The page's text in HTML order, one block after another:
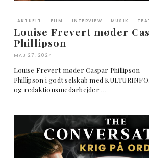
AKTUELT FILM INTERVIEW MUSIK
Louise Frevert møder
Phillipson
MAJ 27, 2024
Louise Frevert møder Caspar
Phillipson i godt selskab med
og redaktionsmedarbejder …